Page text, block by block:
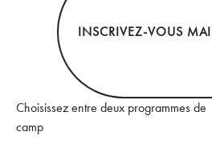
INSCRIVEZ-VOUS
Choisissez entre deux programmes de
camp